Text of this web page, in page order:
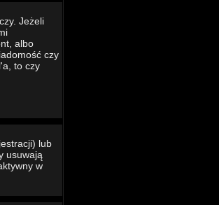
Jeżeli
albo
czy
to czy
lub
usuwają
w